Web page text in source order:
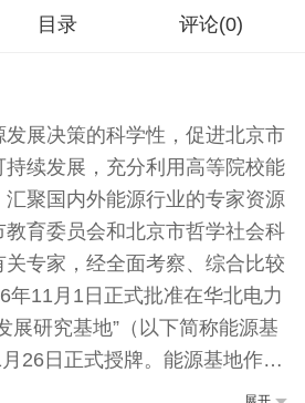
目录 评论(0)
展决策的科学性，促进北京市
续发展，充分利用高等院校能
聚国内外能源行业的专家资源
育委员会和北京市哲学社会科
专家，经全面考察、综合比较
年11月1日正式批准在华北电力
展研究基地”（以下简称能源基
26日正式授牌。能源基地作为
社会科学研究基地，以国家和